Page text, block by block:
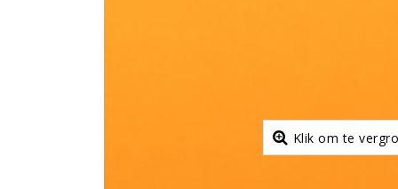
Klik om te